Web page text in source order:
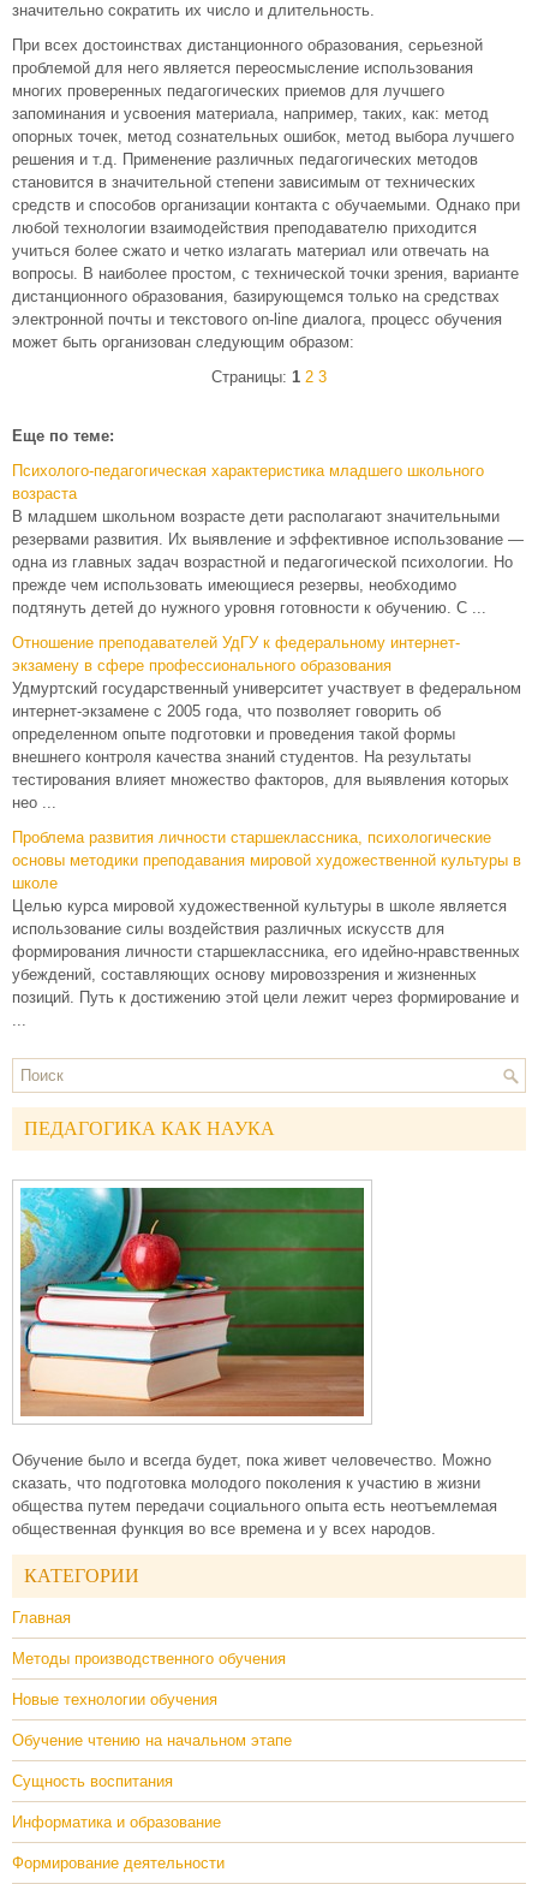
значительно сократить их число и длительность.
При всех достоинствах дистанционного образования, серьезной
проблемой для него является переосмысление использования
многих проверенных педагогических приемов для лучшего
запоминания и усвоения материала, например, таких, как: метод
опорных точек, метод сознательных ошибок, метод выбора лучшего
решения и т.д. Применение различных педагогических методов
становится в значительной степени зависимым от технических
средств и способов организации контакта с обучаемыми. Однако при
любой технологии взаимодействия преподавателю приходится
учиться более сжато и четко излагать материал или отвечать на
вопросы. В наиболее простом, с технической точки зрения, варианте
дистанционного образования, базирующемся только на средствах
электронной почты и текстового on-line диалога, процесс обучения
может быть организован следующим образом:
Страницы: 1 2 3
Еще по теме:
Психолого-педагогическая характеристика младшего школьного
возраста
В младшем школьном возрасте дети располагают значительными
резервами развития. Их выявление и эффективное использование —
одна из главных задач возрастной и педагогической психологии. Но
прежде чем использовать имеющиеся резервы, необходимо
подтянуть детей до нужного уровня готовности к обучению. С ...
Отношение преподавателей УдГУ к федеральному интернет-
экзамену в сфере профессионального образования
Удмуртский государственный университет участвует в федеральном
интернет-экзамене с 2005 года, что позволяет говорить об
определенном опыте подготовки и проведения такой формы
внешнего контроля качества знаний студентов. На результаты
тестирования влияет множество факторов, для выявления которых
нео ...
Проблема развития личности старшеклассника, психологические
основы методики преподавания мировой художественной культуры в
школе
Целью курса мировой художественной культуры в школе является
использование силы воздействия различных искусств для
формирования личности старшеклассника, его идейно-нравственных
убеждений, составляющих основу мировоззрения и жизненных
позиций. Путь к достижению этой цели лежит через формирование и
...
ПЕДАГОГИКА КАК НАУКА
Обучение было и всегда будет, пока живет человечество. Можно
сказать, что подготовка молодого поколения к участию в жизни
общества путем передачи социального опыта есть неотъемлемая
общественная функция во все времена и у всех народов.
КАТЕГОРИИ
Главная
Методы производственного обучения
Новые технологии обучения
Обучение чтению на начальном этапе
Сущность воспитания
Информатика и образование
Формирование деятельности